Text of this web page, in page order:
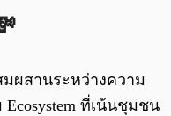
มผสานระหว่างความ
ที่เน้นชุมชน